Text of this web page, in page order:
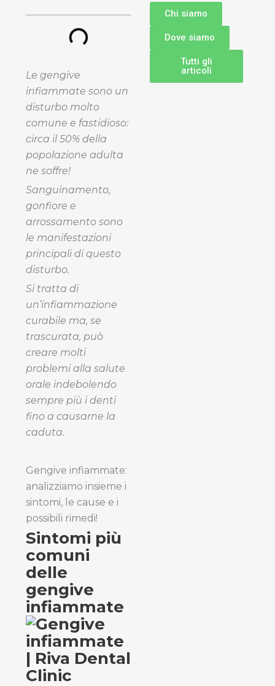
Le gengive
infiammate sono un
disturbo molto
comune e fastidioso:
circa il 50% della
popolazione adulta
ne soffre!
Sanguinamento,
gonfiore e
arrossamento sono
le manifestazioni
principali di questo
disturbo.
Si tratta di
un’infiammazione
curabile ma, se
trascurata, può
creare molti
problemi alla salute
orale indebolendo
sempre più i denti
fino a causarne la
caduta.
Gengive infiammate:
analizziamo insieme i
sintomi, le cause e i
possibili rimedi!
Sintomi più
comuni
delle
gengive
infiammate
Chi siamo
Dove siamo
Tutti gli
articoli